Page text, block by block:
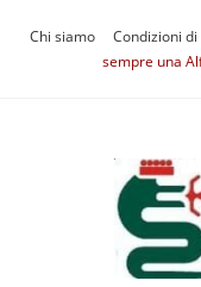
Chi siamo Condizioni
sempre una